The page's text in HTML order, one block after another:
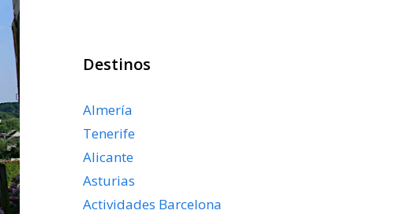
Destinos
Almería
Tenerife
Alicante
Asturias
Actividades Barcelona